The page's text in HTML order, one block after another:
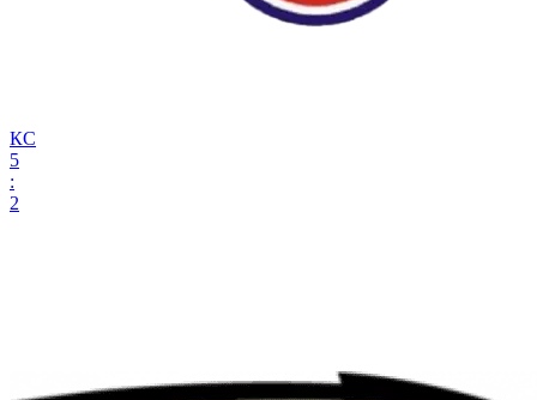
КС
5
:
2